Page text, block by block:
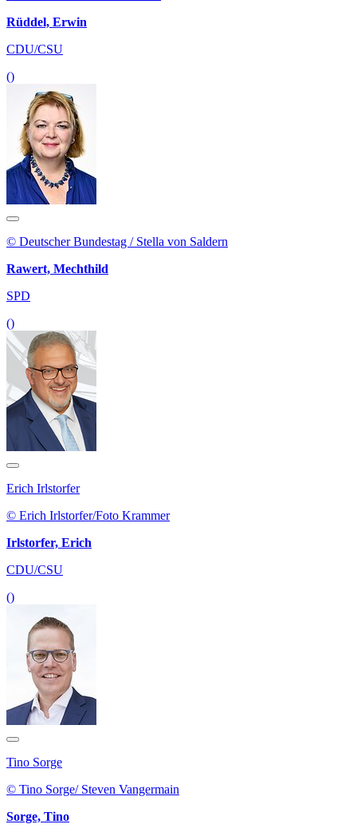
Rüddel, Erwin
CDU/CSU
()
© Deutscher Bundestag / Stella von Saldern
Rawert, Mechthild
SPD
()
Erich Irlstorfer
© Erich Irlstorfer/Foto Krammer
Irlstorfer, Erich
CDU/CSU
()
Tino Sorge
© Tino Sorge/ Steven Vangermain
Sorge, Tino